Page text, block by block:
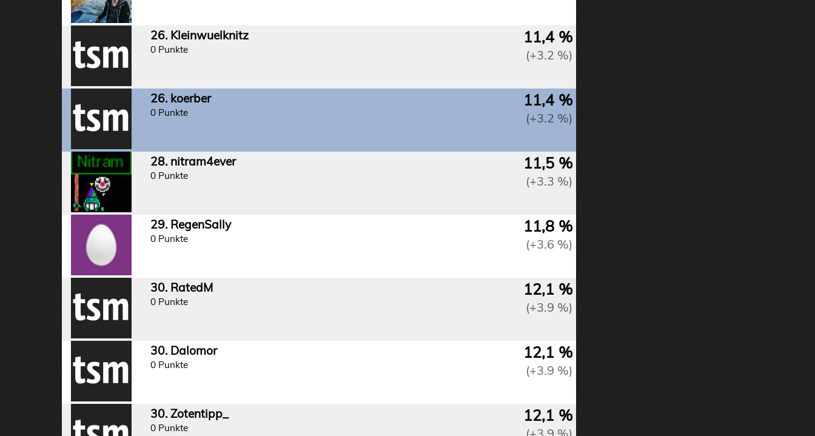
26. Kleinwuelknitz
0 Punkte
11,4 %
(+3.2 %)
26. koerber
0 Punkte
11,4 %
(+3.2 %)
28. nitram4ever
0 Punkte
11,5 %
(+3.3 %)
29. RegenSally
0 Punkte
11,8 %
(+3.6 %)
30. RatedM
0 Punkte
12,1 %
(+3.9 %)
30. Dalomor
0 Punkte
12,1 %
(+3.9 %)
30. Zotentipp_
0 Punkte
12,1 %